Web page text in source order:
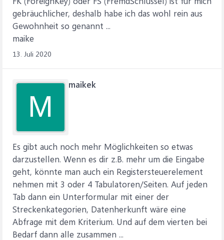
gebräuchlicher, deshalb habe ich das wohl rein aus
Gewohnheit so genannt ...
maike
13. Juli 2020
M
maikek
Es gibt auch noch mehr Möglichkeiten so etwas
darzustellen. Wenn es dir z.B. mehr um die Eingabe
geht, könnte man auch ein Registersteuerelement
nehmen mit 3 oder 4 Tabulatoren/Seiten. Auf jeden
Tab dann ein Unterformular mit einer der
Streckenkategorien, Datenherkunft wäre eine
Abfrage mit dem Kriterium. Und auf dem vierten bei
Bedarf dann alle zusammen ...